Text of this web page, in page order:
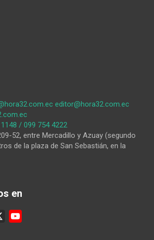
editor@hora32.com.ec
/ 099 754 4222
52, entre Mercadillo y Azuay (segundo
de la plaza de San Sebastián, en la
en